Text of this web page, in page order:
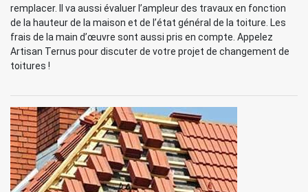
remplacer. Il va aussi évaluer l’ampleur des travaux en fonction
de la hauteur de la maison et de l’état général de la toiture. Les
frais de la main d’œuvre sont aussi pris en compte. Appelez
Artisan Ternus pour discuter de votre projet de changement de
toitures !